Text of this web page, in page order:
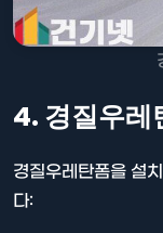
4. 경질우레
경질우레탄폼을 설
다: